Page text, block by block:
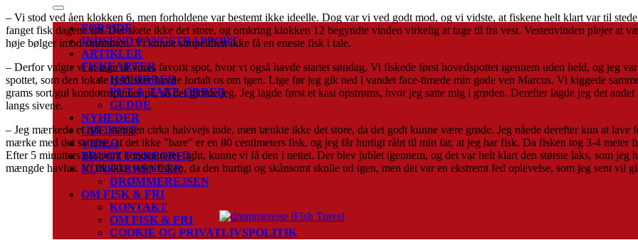
FORSIDE
INDSEND FANGSTRAPPORT
ARTIKLER
FISKEARTER
HAVØRRED
PUT & TAKE-ØRRED
GEDDE
NYHEDER
GREJNYT
VIDEO
BRUGT FISKEGREJ
KONKURRENCER
DRØMMEREJSEN
OM FISK & FRI
KONTAKT
OM FISK & FRI
COOKIE OG PRIVATLIVSPOLITIK
– Vi stod ved åen klokken 6, men forholdene var bestemt ikke ideelle. Dog var vi ved godt mod, og vi vidste, at fiskene helt klart var til
fanget fisk dagene før. Der skete ikke det store, og omkring klokken 12 begyndte vinden virkelig at tage til fra vest. Vestenvinden plejer at
høje bølger imod strømmen. Vi kunne simpelthen ikke få en eneste fisk i tale.
– Derfor valgte vi at tage til vores favorit spot, hvor vi også havde startet søndag. Vi fiskede først hovedspottet igennem uden held, og jeg
spottet, som den lokale lystfisker havde fortalt os om igen. Lige før jeg gik ned i vandet face-timede min gode ven Marcus. Vi kiggede
grams sort/gul kondomspinner på, så det gjorde jeg. Jeg lagde først et kast opstrøms, hvor jeg satte mig i grøden. Derefter lagde jeg det
langs sivene.
– Jeg mærkede et ryk i stangen cirka halvvejs inde, men tænkte ikke det store, da det godt kunne være grøde. Jeg nåede derefter kun at
mærke med det samme, at det ikke ”bare” er en 80 centimeters fisk, og jeg får hurtigt råbt til min far, at jeg har fisk. Da fisken tog 3-4 meter
Efter 5 minutters ekstremt koncentreret fight, kunne vi få den i nettet. Der blev jublet igennem, og det var helt klart den største laks, som jeg
mængde havlus. Vi fik ikke vejet fisken, da den hurtigt og skånsomt skulle ud igen, men det var en ekstremt fed oplevelse, som jeg sent vil